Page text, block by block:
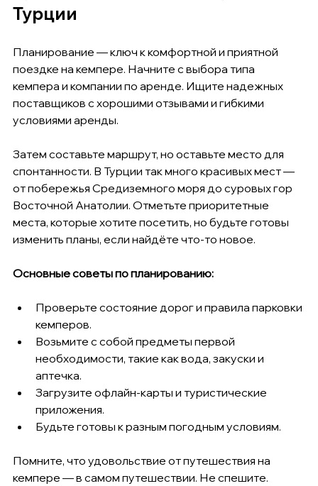
Турции
Планирование — ключ к комфортной и приятной
поездке на кемпере. Начните с выбора типа
кемпера и компании по аренде. Ищите надежных
поставщиков с хорошими отзывами и гибкими
условиями аренды.
Затем составьте маршрут, но оставьте место для
спонтанности. В Турции так много красивых мест —
от побережья Средиземного моря до суровых гор
Восточной Анатолии. Отметьте приоритетные
места, которые хотите посетить, но будьте готовы
изменить планы, если найдёте что-то новое.
Основные советы по планированию:
Проверьте состояние дорог и правила парковки
кемперов.
Возьмите с собой предметы первой
необходимости, такие как вода, закуски и
аптечка.
Загрузите офлайн-карты и туристические
приложения.
Будьте готовы к разным погодным условиям.
Помните, что удовольствие от путешествия на
кемпере — в самом путешествии. Не спешите.